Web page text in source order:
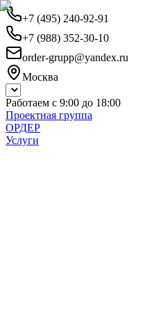
+7 (495) 240-92-91
+7 (988) 352-30-10
order-grupp@yandex.ru
Москва
Работаем с 9:00 до 18:00
Проектная группа
ОРДЕР
Услуги